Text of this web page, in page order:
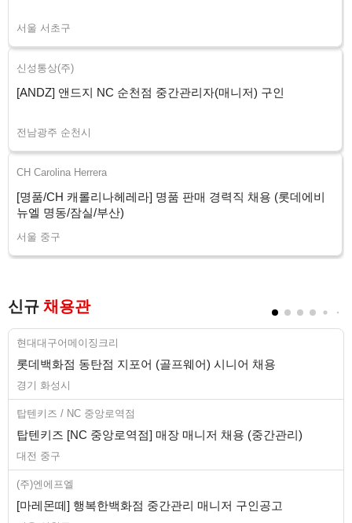
서울 서초구
신성통상(주)
[ANDZ] 앤드지 NC 순천점 중간관리자(매니저) 구인
전남광주 순천시
CH Carolina Herrera
[명품/CH 캐롤리나헤레라] 명품 판매 경력직 채용 (롯데에비
뉴엘 명동/잠실/부산)
서울 중구
신규 채용관
현대대구어메이징크리
롯데백화점 동탄점 지포어 (골프웨어) 시니어 채용
경기 화성시
탑텐키즈 / NC 중앙로역점
탑텐키즈 [NC 중앙로역점] 매장 매니저 채용 (중간관리)
대전 중구
(주)엔에프엘
[마레몬떼] 행복한백화점 중간관리 매니저 구인공고